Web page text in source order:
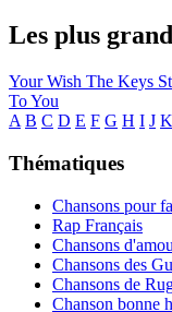
Les plus
Your Wish The Keys
To You
A B C D E F G H I J K
Thématiques
Chansons pour
Rap Français
Chansons
Chansons des
Chansons de
Chanson bonne